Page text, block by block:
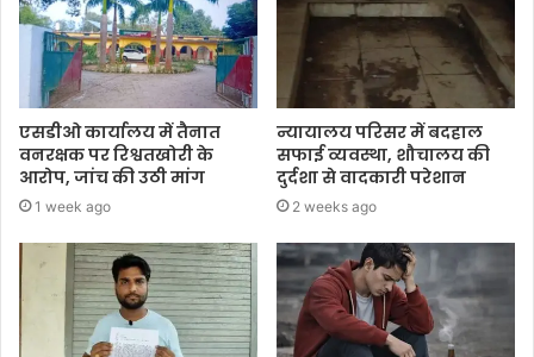
एसडीओ कार्यालय में तैनात
वनरक्षक पर रिश्वतखोरी के
आरोप, जांच की उठी मांग
1 week ago
न्यायालय परिसर में बदहाल
सफाई व्यवस्था, शौचालय की
दुर्दशा से वादकारी परेशान
2 weeks ago